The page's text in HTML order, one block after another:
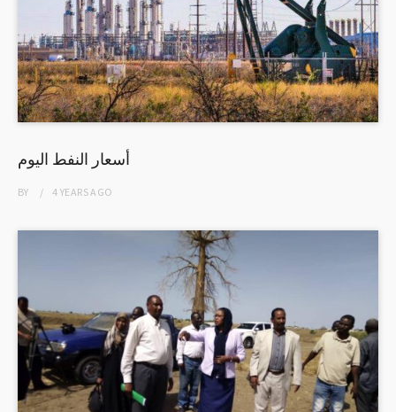
أسعار النفط اليوم
BY 4 YEARSAGO